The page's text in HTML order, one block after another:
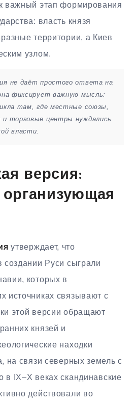
важный этап формирования
власть князя
территории, а Киев
узлом.
не даёт простого ответа на
фиксирует важную мысль:
там, где местные союзы,
и торговые центры нуждались
власти.
версия:
организующая
утверждает, что
создании Руси сыграли
которых в
источниках связывают с
этой версии обращают
князей и
находки
на связи северных земель с
в IX–X веках скандинавские
действовали во